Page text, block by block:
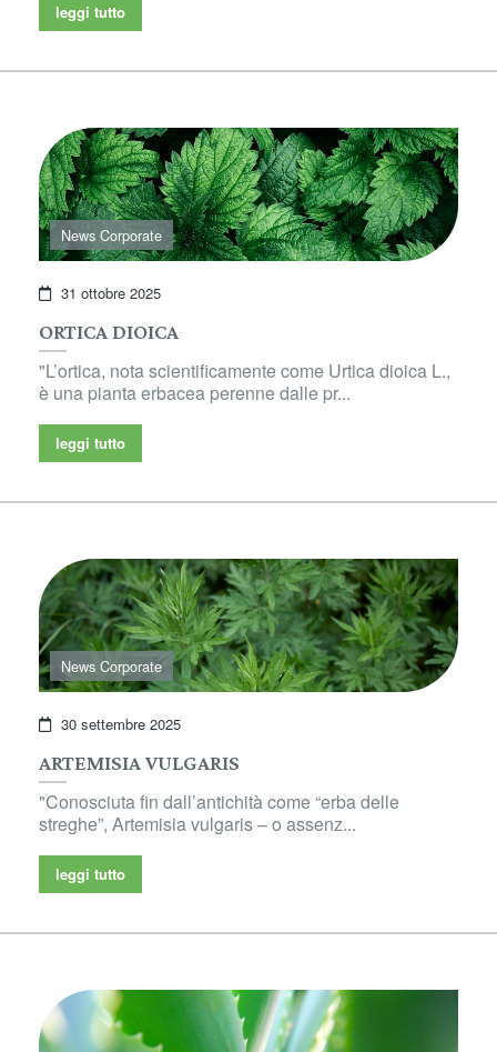
leggi tutto
News Corporate
31 ottobre 2025
ORTICA DIOICA
"L’ortica, nota scientificamente come Urtica dioica L.,
è una pianta erbacea perenne dalle pr...
leggi tutto
News Corporate
30 settembre 2025
ARTEMISIA VULGARIS
"Conosciuta fin dall’antichità come “erba delle
streghe”, Artemisia vulgaris – o assenz...
leggi tutto